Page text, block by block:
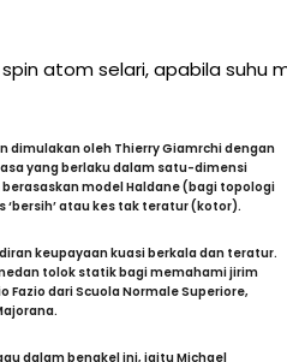
spin atom selari, apabila
dimulakan oleh Thierry Giamrchi dengan
yang berlaku dalam satu-dimensi
model Haldane (bagi topologi
atau kes tak teratur (kotor).
keupayaan kuasi berkala dan teratur.
tolok statik bagi memahami jirim
dari Scuola Normale Superiore,
dalam bengkel ini, iaitu Michael